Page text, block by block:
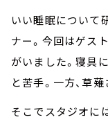
いい睡眠について
ナー。今回はゲス
がいました。寝具
と苦手。一方、草
そこでスタジオに